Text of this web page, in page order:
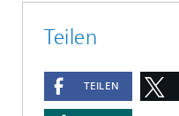
Teilen
TEILEN